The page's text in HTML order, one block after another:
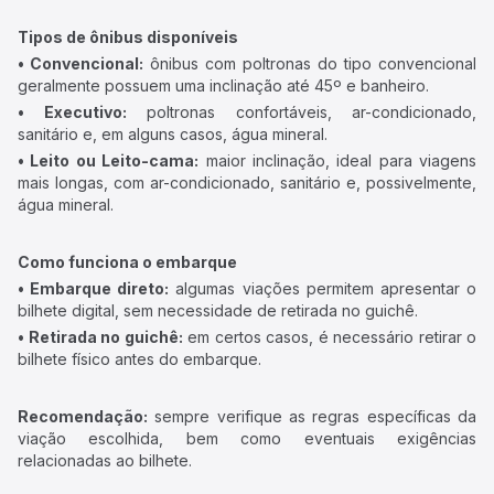
Tipos de ônibus disponíveis
• Convencional: ônibus com poltronas do tipo convencional
geralmente possuem uma inclinação até 45º e banheiro.
• Executivo: poltronas confortáveis, ar-condicionado,
sanitário e, em alguns casos, água mineral.
• Leito ou Leito-cama: maior inclinação, ideal para viagens
mais longas, com ar-condicionado, sanitário e, possivelmente,
água mineral.
Como funciona o embarque
• Embarque direto: algumas viações permitem apresentar o
bilhete digital, sem necessidade de retirada no guichê.
• Retirada no guichê: em certos casos, é necessário retirar o
bilhete físico antes do embarque.
Recomendação: sempre verifique as regras específicas da
viação escolhida, bem como eventuais exigências
relacionadas ao bilhete.